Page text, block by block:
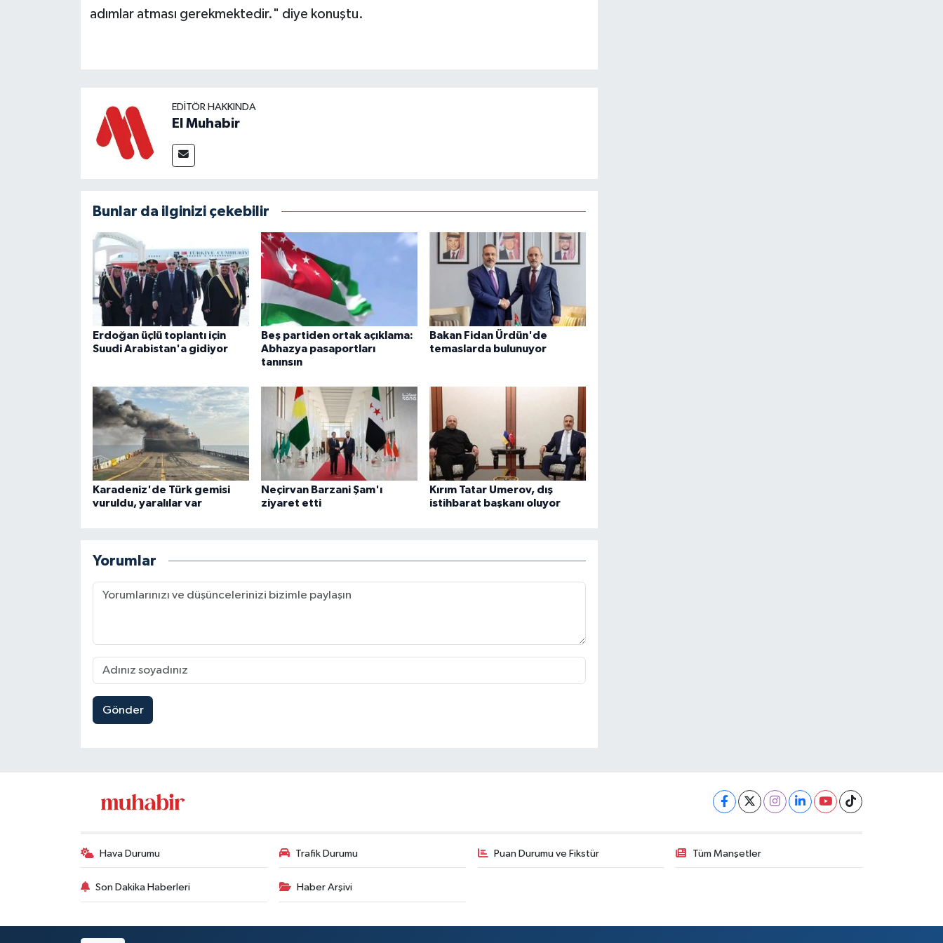
adımlar atması gerekmektedir." diye konuştu.
EDITÖR HAKKINDA
El Muhabir
Bunlar da ilginizi çekebilir
Erdoğan üçlü toplantı için
Suudi Arabistan'a gidiyor
Beş partiden ortak açıklama:
Abhazya pasaportları
tanınsın
Bakan Fidan Ürdün'de
temaslarda bulunuyor
Karadeniz'de Türk gemisi
vuruldu, yaralılar var
Neçirvan Barzani Şam'ı
ziyaret etti
Kırım Tatar Umerov, dış
istihbarat başkanı oluyor
Yorumlar
Gönder
Hava Durumu Trafik Durumu Puan Durumu ve Fikstür Tüm Manşetler
Son Dakika Haberleri Haber Arşivi